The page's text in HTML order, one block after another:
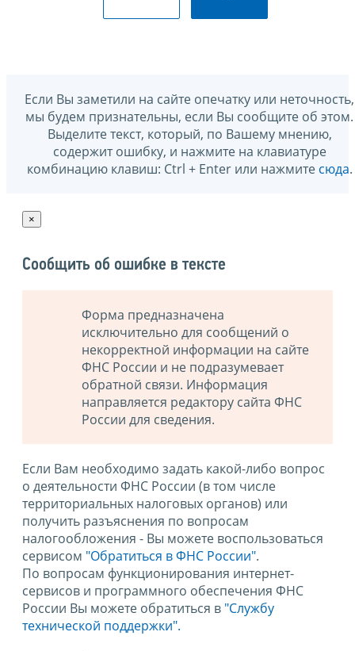
Если Вы заметили на сайте опечатку или неточность,
мы будем признательны, если Вы сообщите об этом.
Выделите текст, который, по Вашему мнению,
содержит ошибку, и нажмите на клавиатуре
комбинацию клавиш: Ctrl + Enter или нажмите сюда.
×
Сообщить об ошибке в тексте
Форма предназначена
исключительно для сообщений о
некорректной информации на сайте
ФНС России и не подразумевает
обратной связи. Информация
направляется редактору сайта ФНС
России для сведения.
Если Вам необходимо задать какой-либо вопрос
о деятельности ФНС России (в том числе
территориальных налоговых органов) или
получить разъяснения по вопросам
налогообложения - Вы можете воспользоваться
сервисом "Обратиться в ФНС России".
По вопросам функционирования интернет-
сервисов и программного обеспечения ФНС
России Вы можете обратиться в "Службу
технической поддержки".